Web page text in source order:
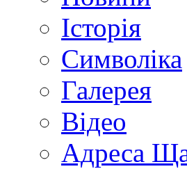
Історія
Символіка
Галерея
Відео
Адреса